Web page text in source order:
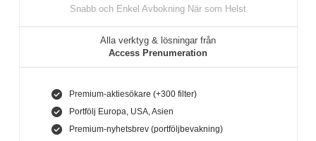
Snabb och Enkel Avbokning När som Helst
Alla verktyg & lösningar från
Access Prenumeration
Premium-aktiesökare (+300 filter)
Portfölj Europa, USA, Asien
Premium-nyhetsbrev (portföljbevakning)